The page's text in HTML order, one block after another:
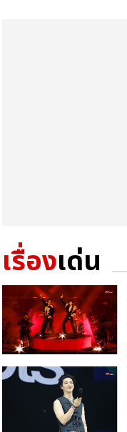
เรื่องเด่น